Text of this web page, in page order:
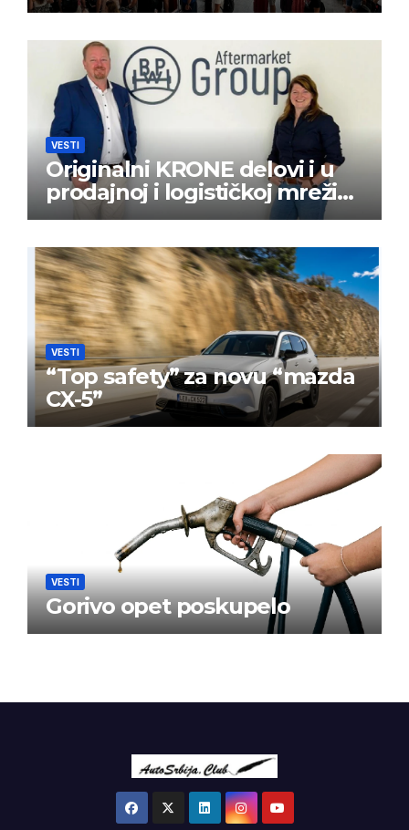
VESTI
Originalni KRONE delovi i u
prodajnoj i logističkoj mreži
BPW Aftermarket grupe
VESTI
“Top safety” za novu “mazda
CX-5”
VESTI
Gorivo opet poskupelo